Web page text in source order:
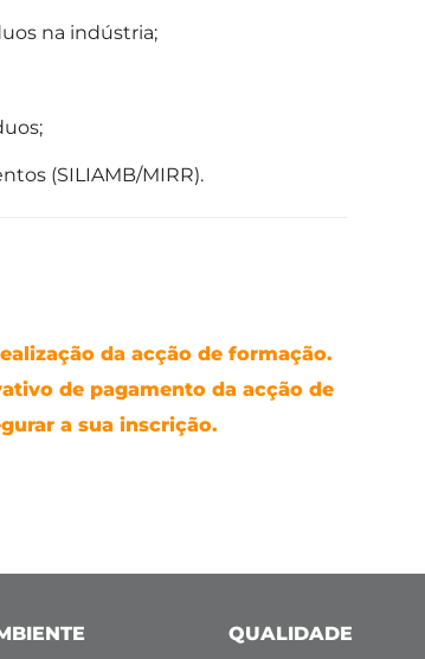
na indústria;
(SILIAMB/MIRR).
da acção de formação.
de pagamento da acção de
a sua inscrição.
QUALIDADE